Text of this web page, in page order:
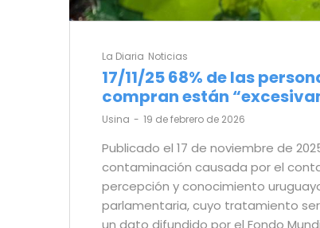
La Diaria Noticias
17/11/25 68% de las
compran están
by
Usina 19 de febrero de 2026
Publicado el 17 de noviembre de
contaminación causada por el
percepción y conocimiento
parlamentaria, cuyo tratamiento
un dato difundido por el Fondo